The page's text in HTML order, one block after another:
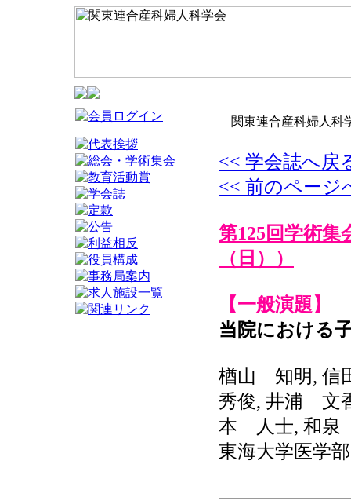
関東連合産科婦人科
<< 学会誌へ戻
<< 前のページ
第125回学術集
（日））
【一般演題】
当院における
楢山 知明,
秀俊, 井浦 文
本 人士, 和泉
東海大学医学